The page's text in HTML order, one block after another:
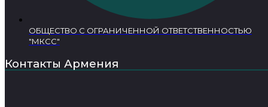
ОБЩЕСТВО С ОГРАНИЧЕННОЙ ОТВЕТСТВЕННОСТЬЮ
"МКСС"
Контакты Армения